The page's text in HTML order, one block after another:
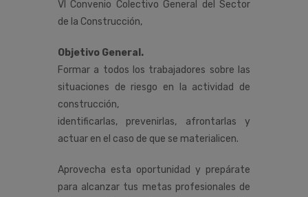
VI Convenio Colectivo General delSector
de la Construcción,
Objetivo General.
Formar a todos los trabajadores sobre las
situaciones de riesgo en la actividad de
construcción,
identificarlas, prevenirlas, afrontarlas y
actuar en el caso de que se materialicen.
Aprovecha esta oportunidad y prepárate
para alcanzar tus metas profesionales de